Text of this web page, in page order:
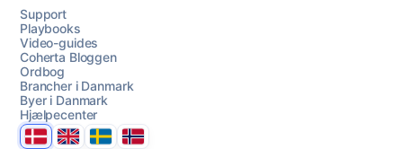
Support
Playbooks
Video-guides
Coherta Bloggen
Ordbog
Brancher i Danmark
Byer i Danmark
Hjælpecenter
DanmarkUnited Kingdom
SverigeNorge